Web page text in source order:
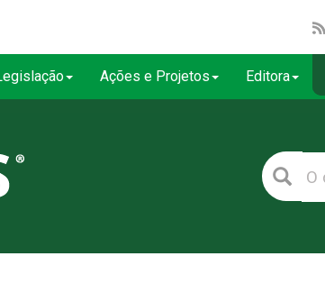
Ações e Projetos Editora